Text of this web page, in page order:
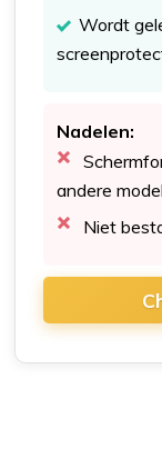
Wordt
Nadelen:
andere
Niet